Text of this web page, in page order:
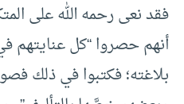
فقد نعى رحمه الله على
أنهم حصروا “كل عنايتهم
بلاغته؛ فكتبوا في ذلك